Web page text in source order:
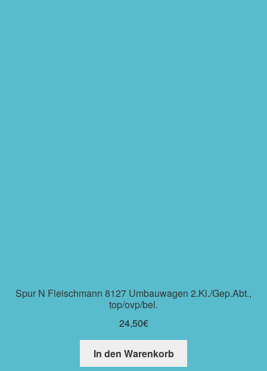
Spur N Fleischmann 8127 Umbauwagen 2.Kl./Gep.Abt.,
top/ovp/bel.
24,50€
In den Warenkorb